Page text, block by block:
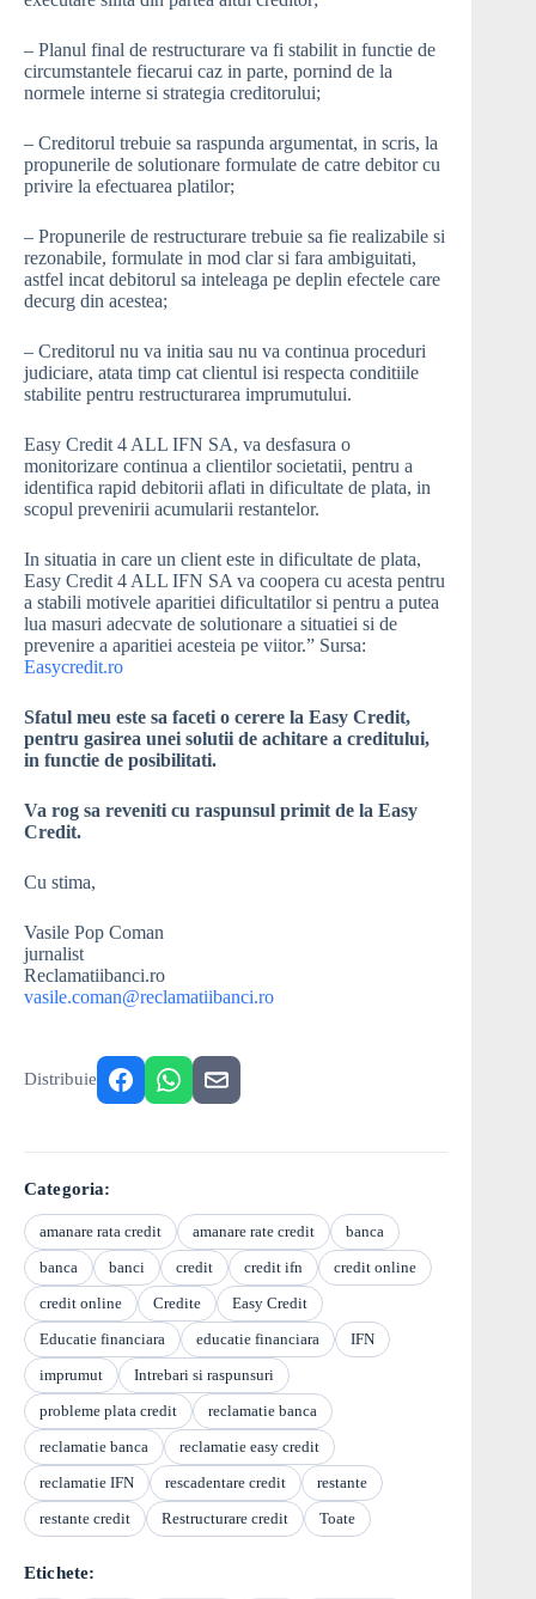
– Planul final de restructurare va fi stabilit in functie de
circumstantele fiecarui caz in parte, pornind de la
normele interne si strategia creditorului;
– Creditorul trebuie sa raspunda argumentat, in scris, la
propunerile de solutionare formulate de catre debitor cu
privire la efectuarea platilor;
– Propunerile de restructurare trebuie sa fie realizabile si
rezonabile, formulate in mod clar si fara ambiguitati,
astfel incat debitorul sa inteleaga pe deplin efectele care
decurg din acestea;
– Creditorul nu va initia sau nu va continua proceduri
judiciare, atata timp cat clientul isi respecta conditiile
stabilite pentru restructurarea imprumutului.
Easy Credit 4 ALL IFN SA, va desfasura o
monitorizare continua a clientilor societatii, pentru a
identifica rapid debitorii aflati in dificultate de plata, in
scopul prevenirii acumularii restantelor.
In situatia in care un client este in dificultate de plata,
Easy Credit 4 ALL IFN SA va coopera cu acesta pentru
a stabili motivele aparitiei dificultatilor si pentru a putea
lua masuri adecvate de solutionare a situatiei si de
prevenire a aparitiei acesteia pe viitor.” Sursa:
Easycredit.ro
Sfatul meu este sa faceti o cerere la Easy Credit,
pentru gasirea unei solutii de achitare a creditului,
in functie de posibilitati.
Va rog sa reveniti cu raspunsul primit de la Easy
Credit.
Cu stima,
Vasile Pop Coman
jurnalist
Reclamatiibanci.ro
vasile.coman@reclamatiibanci.ro
Distribuie
Categoria:
amanare rata credit amanare rate credit
banca
banca
banci credit credit ifn
credit online
credit online
Credite
Easy Credit
Educatie financiara
educatie financiara
IFN
imprumut
Intrebari si raspunsuri
probleme plata credit
reclamatie banca
reclamatie banca
reclamatie easy credit
reclamatie IFN
rescadentare credit
restante
restante credit
Restructurare credit Toate
Etichete: